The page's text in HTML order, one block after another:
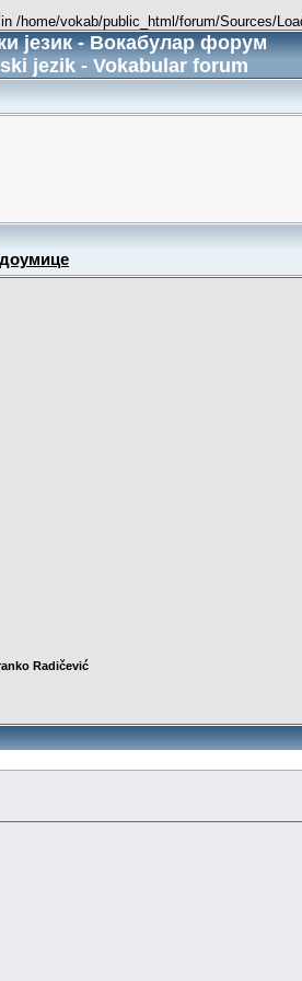
/home/vokab/public_html/forum/Sources/
језик - Вокабулар форум
jezik - Vokabular forum
Radičević